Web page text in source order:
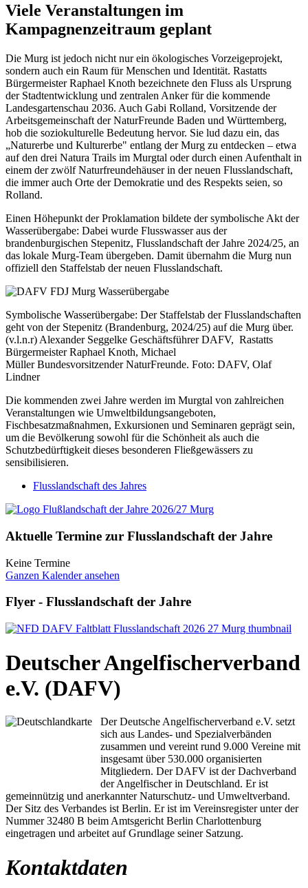
Viele Veranstaltungen im
Kampagnenzeitraum geplant
Die Murg ist jedoch nicht nur ein ökologisches Vorzeigeprojekt,
sondern auch ein Raum für Menschen und Identität. Rastatts
Bürgermeister Raphael Knoth bezeichnete den Fluss als Ursprung
der Stadtentwicklung und zentralen Anker für die kommende
Landesgartenschau 2036. Auch Gabi Rolland, Vorsitzende der
Arbeitsgemeinschaft der NaturFreunde Baden und Württemberg,
hob die soziokulturelle Bedeutung hervor. Sie lud dazu ein, das
„Naturerbe und Kulturerbe" entlang der Murg zu entdecken – etwa
auf den drei Natura Trails im Murgtal oder durch einen Aufenthalt in
einem der zwölf Naturfreundehäuser in der neuen Flusslandschaft,
die immer auch Orte der Demokratie und des Respekts seien, so
Rolland.
Einen Höhepunkt der Proklamation bildete der symbolische Akt der
Wasserübergabe: Dabei wurde Flusswasser aus der
brandenburgischen Stepenitz, Flusslandschaft der Jahre 2024/25, an
das lokale Murg-Team übergeben. Damit übernahm die Murg nun
offiziell den Staffelstab der neuen Flusslandschaft.
Symbolische Wasserübergabe: Der Staffelstab der Flusslandschaften
geht von der Stepenitz (Brandenburg, 2024/25) auf die Murg über.
(v.l.n.r) Alexander Seggelke Geschäftsführer DAFV, Rastatts
Bürgermeister Raphael Knoth, Michael
Müller Bundesvorsitzender NaturFreunde. Foto: DAFV, Olaf
Lindner
Die kommenden zwei Jahre werden im Murgtal von zahlreichen
Veranstaltungen wie Umweltbildungsangeboten,
Fischbesatzmaßnahmen, Exkursionen und Seminaren geprägt sein,
um die Bevölkerung sowohl für die Schönheit als auch die
Schutzbedürftigkeit dieses besonderen Fließgewässers zu
sensibilisieren.
Flusslandschaft des Jahres
Aktuelle Termine zur Flusslandschaft der Jahre
Keine Termine
Ganzen Kalender ansehen
Flyer - Flusslandschaft der Jahre
Deutscher Angelfischerverband
e.V. (DAFV)
Der Deutsche Angelfischerverband e.V. setzt
sich aus Landes- und Spezialverbänden
zusammen und vereint rund 9.000 Vereine mit
insgesamt über 530.000 organisierten
Mitgliedern. Der DAFV ist der Dachverband
der Angelfischer in Deutschland. Er ist
gemeinnützig und anerkannter Naturschutz- und Umweltverband.
Der Sitz des Verbandes ist Berlin. Er ist im Vereinsregister unter der
Nummer 32480 B beim Amtsgericht Berlin Charlottenburg
eingetragen und arbeitet auf Grundlage seiner Satzung.
Kontaktdaten